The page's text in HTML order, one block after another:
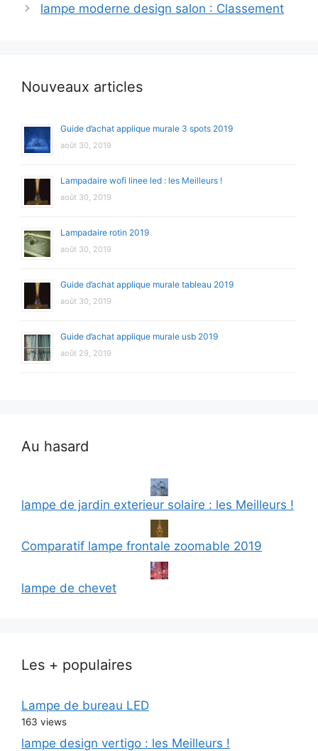
lampe moderne design salon : Classement
Nouveaux articles
Guide d’achat applique murale 3 spots 2019
août 30, 2019
Lampadaire wofi linee led : les Meilleurs !
août 30, 2019
Lampadaire rotin 2019
août 30, 2019
Guide d’achat applique murale tableau 2019
août 30, 2019
Guide d’achat applique murale usb 2019
août 29, 2019
Au hasard
lampe de jardin exterieur solaire : les Meilleurs !
Comparatif lampe frontale zoomable 2019
lampe de chevet
Les + populaires
Lampe de bureau LED
163 views
lampe design vertigo : les Meilleurs !